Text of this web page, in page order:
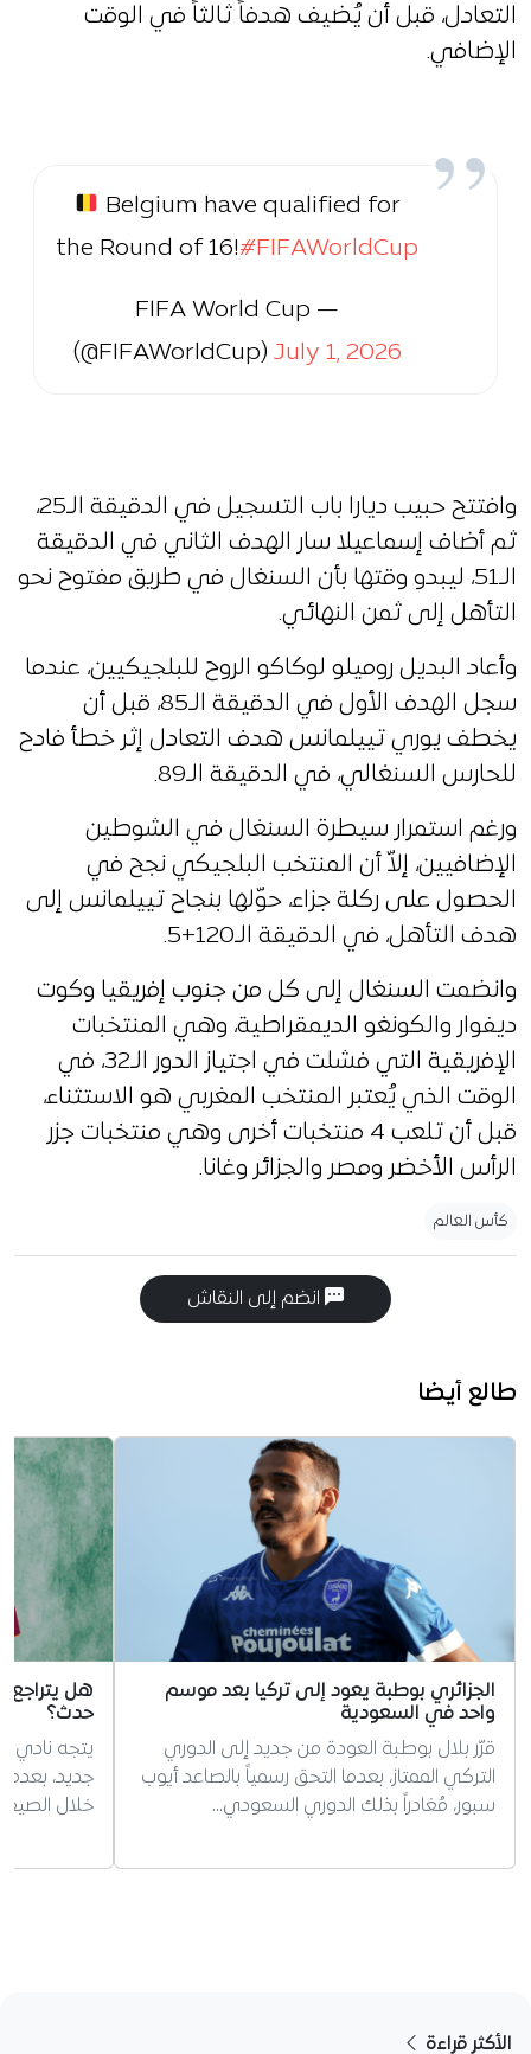
التعادل، قبل أن يُضيف هدفاً ثالثاً في الوقت
الإضافي.
Belgium have qualified for
the Round of 16!#FIFAWorldCup
— FIFA World Cup
(@FIFAWorldCup) July 1, 2026
وافتتح حبيب ديارا باب التسجيل في الدقيقة الـ25،
ثم أضاف إسماعيلا سار الهدف الثاني في الدقيقة
الـ51، ليبدو وقتها بأن السنغال في طريق مفتوح نحو
التأهل إلى ثمن النهائي.
وأعاد البديل روميلو لوكاكو الروح للبلجيكيين، عندما
سجل الهدف الأول في الدقيقة الـ85، قبل أن
يخطف يوري تييلمانس هدف التعادل إثر خطأ فادح
للحارس السنغالي، في الدقيقة الـ89.
ورغم استمرار سيطرة السنغال في الشوطين
الإضافيين، إلاّ أن المنتخب البلجيكي نجح في
الحصول على ركلة جزاء، حوّلها بنجاح تييلمانس إلى
هدف التأهل، في الدقيقة الـ120+5.
وانضمت السنغال إلى كل من جنوب إفريقيا وكوت
ديفوار والكونغو الديمقراطية، وهي المنتخبات
الإفريقية التي فشلت في اجتياز الدور الـ32، في
الوقت الذي يُعتبر المنتخب المغربي هو الاستثناء،
قبل أن تلعب 4 منتخبات أخرى وهي منتخبات جزر
الرأس الأخضر ومصر والجزائر وغانا.
كأس العالم
انضم إلى النقاش
طالع أيضا
الجزائري بوطبة يعود إلى تركيا بعد موسم
واحد في السعودية
قرّر بلال بوطبة العودة من جديد إلى الدوري
التركي الممتاز، بعدما التحق رسمياً بالصاعد أيوب
سبور، مُغادراً بذلك الدوري السعودي…
هل يتراجع
حدث؟
يتجه نادي
جديد،
خلال الصيف
الأكثر قراءة